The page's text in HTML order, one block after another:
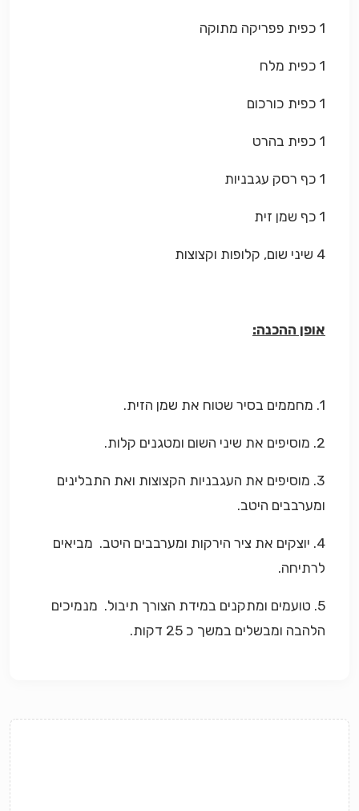
1 כפית פפריקה מתוקה
1 כפית מלח
1 כפית כורכום
1 כפית בהרט
1 כף רסק עגבניות
1 כף שמן זית
4 שיני שום, קלופות וקצוצות
אופן ההכנה:
1. מחממים בסיר שטוח את שמן הזית.
2. מוסיפים את שיני השום ומטגנים קלות.
3. מוסיפים את העגבניות הקצוצות ואת התבלינים
ומערבבים היטב.
4. יוצקים את ציר הירקות ומערבבים היטב. מביאים
לרתיחה.
5. טועמים ומתקנים במידת הצורך תיבול. מנמיכים
הלהבה ומבשלים במשך כ 25 דקות.